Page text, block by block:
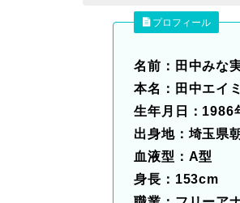
プロフィール
名前：田中みな
本名：田中エイ
生年月日：1986
出身地：埼玉県
血液型：A型
身長：153cm